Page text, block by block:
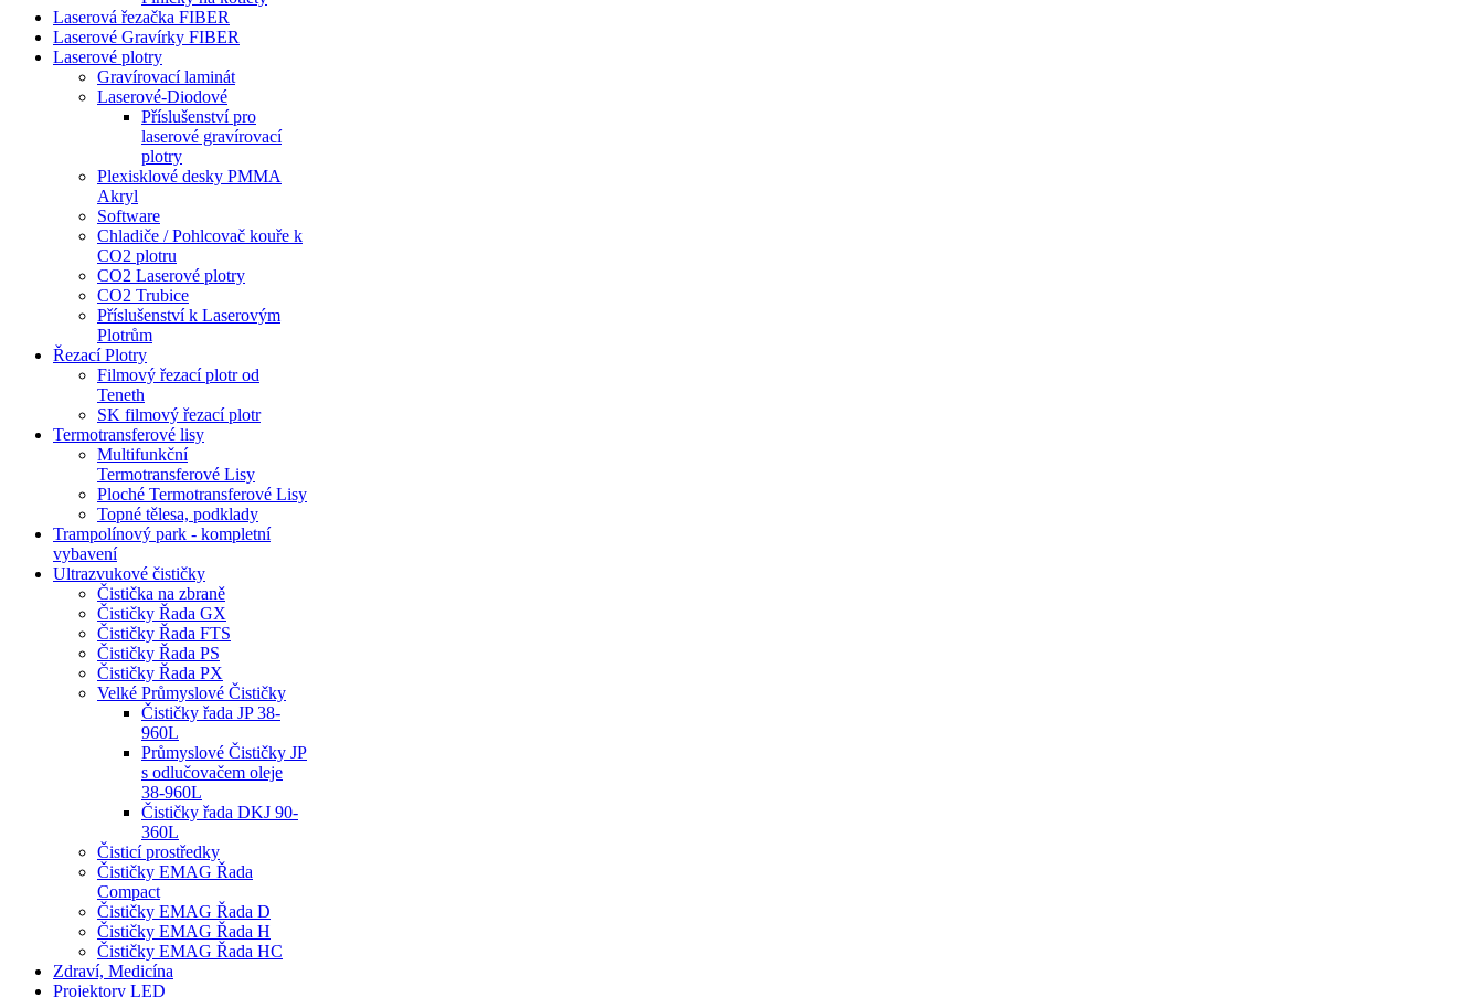
Laserová řezačka FIBER
Laserové Gravírky FIBER
Laserové plotry
Gravírovací laminát
Laserové-Diodové
Příslušenství pro
laserové gravírovací
plotry
Plexisklové desky PMMA
Akryl
Software
Chladiče / Pohlcovač kouře k
CO2 plotru
CO2 Laserové plotry
CO2 Trubice
Příslušenství k Laserovým
Plotrům
Řezací Plotry
Filmový řezací plotr od
Teneth
SK filmový řezací plotr
Termotransferové lisy
Multifunkční
Termotransferové Lisy
Ploché Termotransferové Lisy
Topné tělesa, podklady
Trampolínový park - kompletní
vybavení
Ultrazvukové čističky
Čistička na zbraně
Čističky Řada GX
Čističky Řada FTS
Čističky Řada PS
Čističky Řada PX
Velké Průmyslové Čističky
Čističky řada JP 38-
960L
Průmyslové Čističky JP
s odlučovačem oleje
38-960L
Čističky řada DKJ 90-
360L
Čisticí prostředky
Čističky EMAG Řada
Compact
Čističky EMAG Řada D
Čističky EMAG Řada H
Čističky EMAG Řada HC
Zdraví, Medicína
Projektory LED